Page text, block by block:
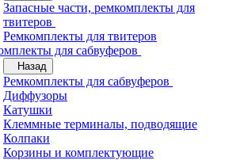
Запасные части, ремкомплекты для
твитеров
Ремкомплекты для твитеров
для сабвуферов
Назад
Ремкомплекты для сабвуферов
Диффузоры
Катушки
Клеммные терминалы, подводящие
Колпаки
Корзины и комплектующие